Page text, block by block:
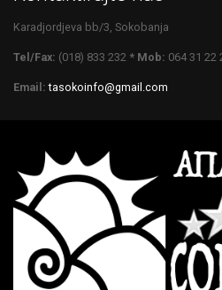
Karadjordjeva bb/3, Sokobanja
Tel/Fax: (018) 833 232 * Mob: 064 31 22
Email: tasokoinfo@gmail.com